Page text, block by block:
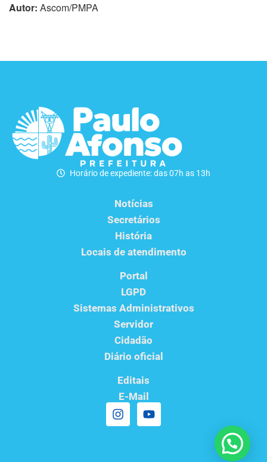
Autor: Ascom/PMPA
Horário de expediente: das 07h as 13h
Notícias
Secretários
História
Locais de atendimento
Portal
LGPD
Sistemas Administrativos
Servidor
Cidadão
Diário oficial
Editais
E-Mail